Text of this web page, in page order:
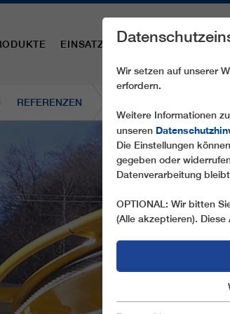
EINSATZBEREICHE
REFERENZEN
Wir setzen auf unserer
erfordern.
Weitere Informationen
unseren
Die Einstellungen
gegeben oder
Datenverarbeitung
OPTIONAL: Wir bitten
(Alle akzeptieren).